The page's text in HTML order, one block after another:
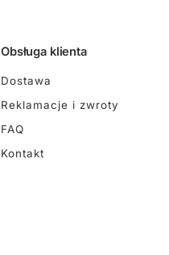
Obsługa klienta
Dostawa
Reklamacje i zwroty
FAQ
Kontakt